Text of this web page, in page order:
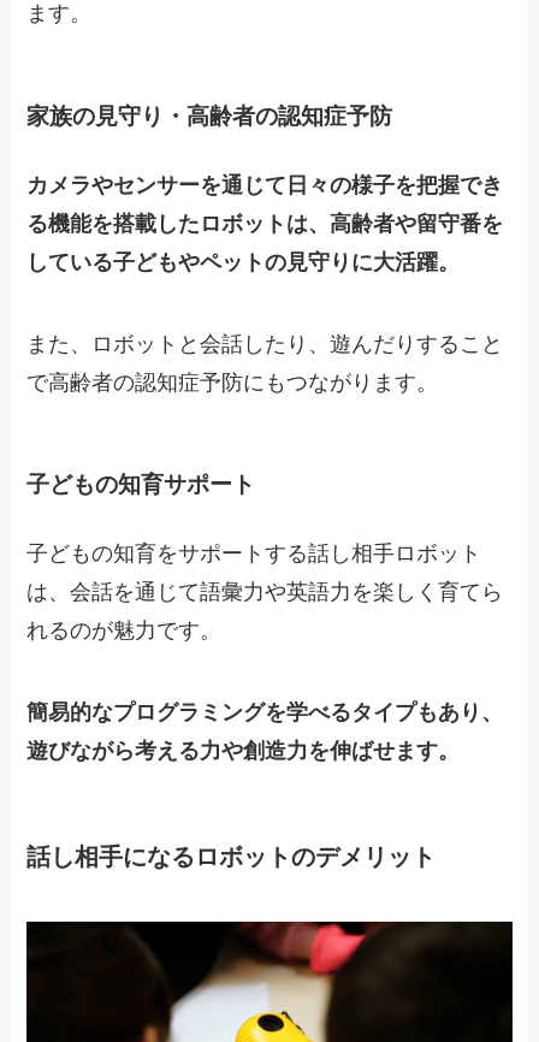
ます。
家族の見守り・高齢者の認知症予防
カメラやセンサーを通じて日々の様子を把握でき
る機能を搭載したロボットは、高齢者や留守番を
している子どもやペットの見守りに大活躍。
また、ロボットと会話したり、遊んだりすること
で高齢者の認知症予防にもつながります。
子どもの知育サポート
子どもの知育をサポートする話し相手ロボット
は、会話を通じて語彙力や英語力を楽しく育てら
れるのが魅力です。
簡易的なプログラミングを学べるタイプもあり、
遊びながら考える力や創造力を伸ばせます。
話し相手になるロボットのデメリット